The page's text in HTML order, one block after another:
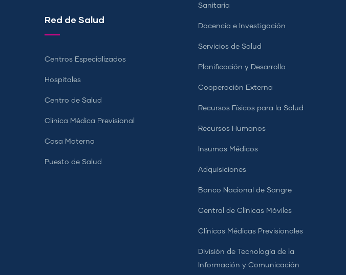
Red de Salud
Centros Especializados
Hospitales
Centro de Salud
Clínica Médica Previsional
Casa Materna
Puesto de Salud
Sanitaria
Docencia e Investigación
Servicios de Salud
Planificación y Desarrollo
Cooperación Externa
Recursos Físicos para la Salud
Recursos Humanos
Insumos Médicos
Adquisiciones
Banco Nacional de Sangre
Central de Clínicas Móviles
Clínicas Médicas Previsionales
División de Tecnología de la
Información y Comunicación